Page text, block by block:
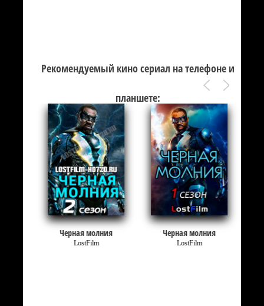
Рекомендуемый кино сериал на телефоне и
планшете:
Черная молния
LostFilm
Черная молния
LostFilm